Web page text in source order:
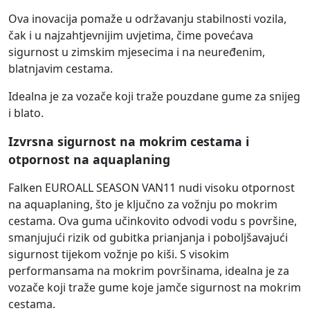
Ova inovacija pomaže u održavanju stabilnosti vozila,
čak i u najzahtjevnijim uvjetima, čime povećava
sigurnost u zimskim mjesecima i na neuređenim,
blatnjavim cestama.
Idealna je za vozače koji traže pouzdane gume za snijeg
i blato.
Izvrsna sigurnost na mokrim cestama i
otpornost na aquaplaning
Falken EUROALL SEASON VAN11 nudi visoku otpornost
na aquaplaning, što je ključno za vožnju po mokrim
cestama. Ova guma učinkovito odvodi vodu s površine,
smanjujući rizik od gubitka prianjanja i poboljšavajući
sigurnost tijekom vožnje po kiši. S visokim
performansama na mokrim površinama, idealna je za
vozače koji traže gume koje jamče sigurnost na mokrim
cestama.